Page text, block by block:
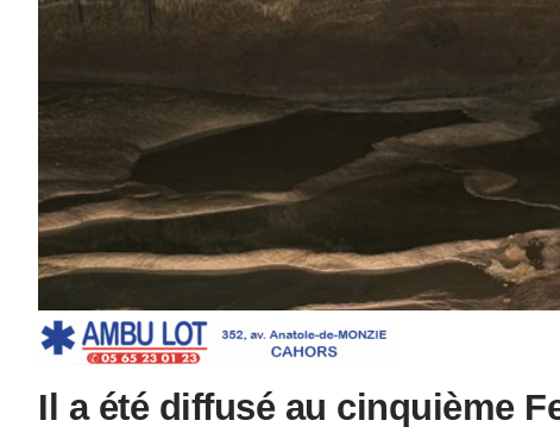
Il a été diffusé au cinquième